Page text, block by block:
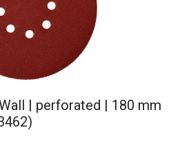
| perforated | 180 mm